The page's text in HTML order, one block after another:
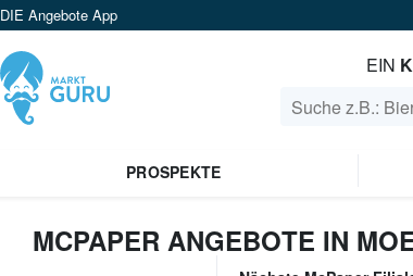
DIE Angebote App
EIN
PROSPEKTE
MCPAPER ANGEBOTE IN